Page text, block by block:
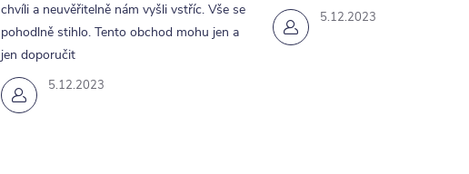
5.12.2023
chvíli a neuvěřitelně nám vyšli vstříc. Vše se
pohodlně stihlo. Tento obchod mohu jen a
jen doporučit
5.12.2023